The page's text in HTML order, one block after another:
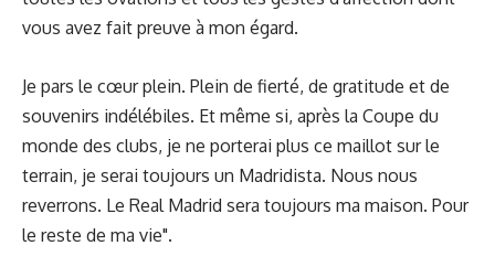
vous avez fait preuve à mon égard.
Je pars le cœur plein. Plein de fierté, de gratitude et de
souvenirs indélébiles. Et même si, après la Coupe du
monde des clubs, je ne porterai plus ce maillot sur le
terrain, je serai toujours un Madridista. Nous nous
reverrons. Le Real Madrid sera toujours ma maison. Pour
le reste de ma vie".